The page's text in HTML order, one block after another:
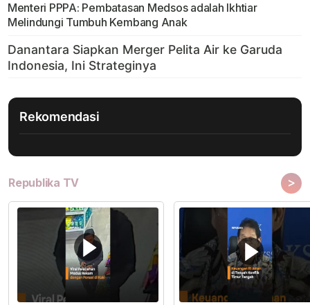
Menteri PPPA: Pembatasan Medsos adalah Ikhtiar
Melindungi Tumbuh Kembang Anak
Rekomendasi
Republika TV >